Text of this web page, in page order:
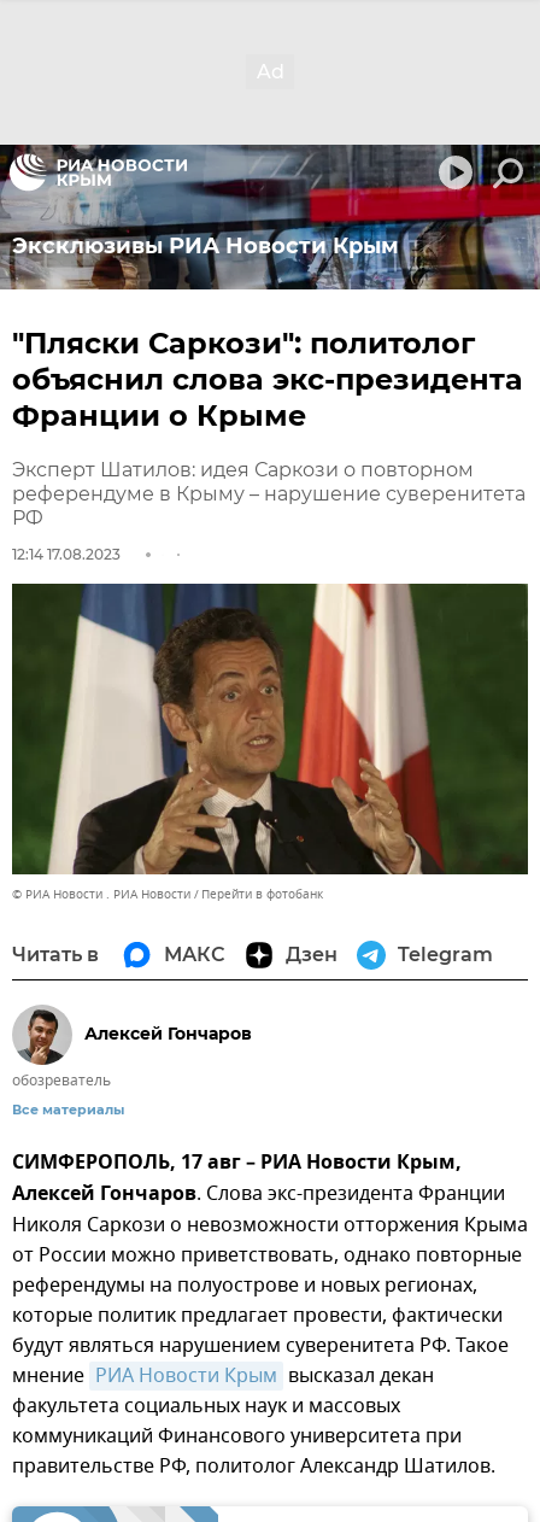
Эксклюзивы РИА Новости Крым
"Пляски Саркози": политолог
объяснил слова экс-президента
Франции о Крыме
Эксперт Шатилов: идея Саркози о повторном
референдуме в Крыму – нарушение суверенитета
РФ
12:14 17.08.2023
© РИА Новости . РИА Новости Перейти в фотобанк
Читать в МАКС Дзен Telegram
Алексей Гончаров
обозреватель
Все материалы
СИМФЕРОПОЛЬ, 17 авг – РИА Новости Крым,
Алексей Гончаров. Слова экс-президента Франции
Николя Саркози о невозможности отторжения Крыма
от России можно приветствовать, однако повторные
референдумы на полуострове и новых регионах,
которые политик предлагает провести, фактически
будут являться нарушением суверенитета РФ. Такое
мнение РИА Новости Крым высказал декан
факультета социальных наук и массовых
коммуникаций Финансового университета при
правительстве РФ, политолог Александр Шатилов.